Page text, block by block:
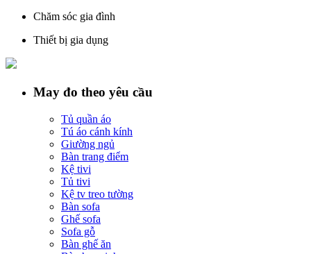
Chăm sóc gia đình
Thiết bị gia dụng
May đo theo yêu cầu
Tủ quần áo
Tú áo cánh kính
Giường ngủ
Bàn trang điểm
Kệ tivi
Tủ tivi
Kệ tv treo tường
Bàn sofa
Ghế sofa
Sofa gỗ
Bàn ghế ăn